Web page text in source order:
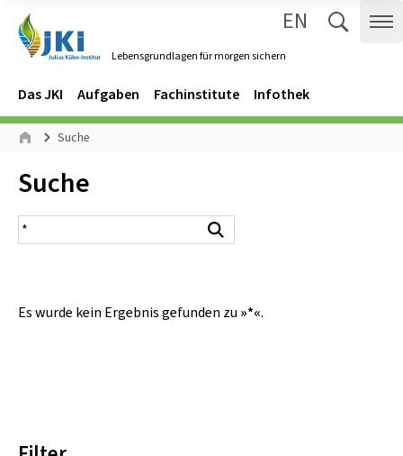
Lebensgrundlagen für morgen sichern
EN
Navigation
Hauptmenü
Das JKI Aufgaben Fachinstitute Infothek
Seitenpfad
Suche
Inhalt:
Suche
Suchergebnis
Es wurde kein Ergebnis gefunden zu »*«.